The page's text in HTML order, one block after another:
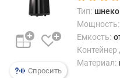
м
о
с
ь
Спросить
Тип:
Мощность:
Емкость:
Материал: